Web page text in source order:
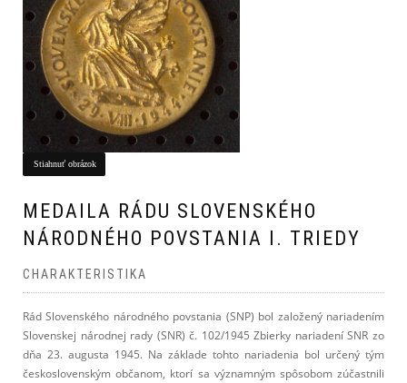
Stiahnuť obrázok
MEDAILA RÁDU SLOVENSKÉHO
NÁRODNÉHO POVSTANIA I. TRIEDY
CHARAKTERISTIKA
Rád Slovenského národného povstania (SNP) bol založený nariadením
Slovenskej národnej rady (SNR) č. 102/1945 Zbierky nariadení SNR zo
dňa 23. augusta 1945. Na základe tohto nariadenia bol určený tým
československým občanom, ktorí sa významným spôsobom zúčastnili